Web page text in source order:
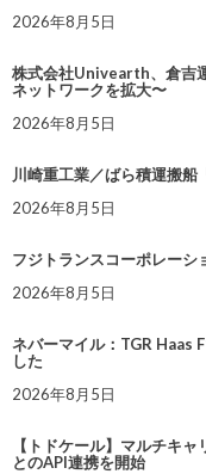
2026年8月5日
株式会社Univearth、倉吉
ネットワークを拡大〜
2026年8月5日
川崎重工業／ばら積運搬船
2026年8月5日
フジトランスコーポレーシ
2026年8月5日
ネバーマイル：TGR Haas
した
2026年8月5日
【トドケール】マルチキ
とのAPI連携を開始